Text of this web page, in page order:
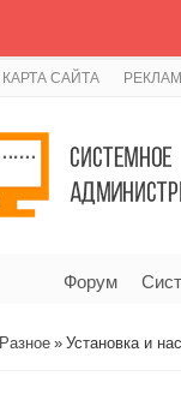
КАРТА САЙТА
Форум
Разное » Установка и